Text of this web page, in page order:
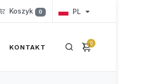
Koszyk 0 PL
0
KONTAKT